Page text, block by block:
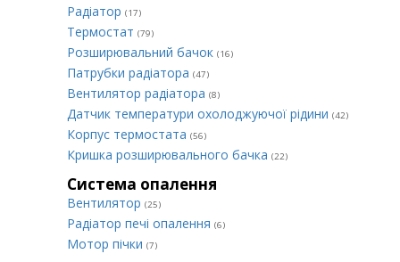
Радіатор (17)
Термостат (79)
Розширювальний бачок (16)
Патрубки радіатора (47)
Вентилятор радіатора (8)
Датчик температури охолоджуючої рідини (42)
Корпус термостата (56)
Кришка розширювального бачка (22)
Система опалення
Вентилятор (25)
Радіатор печі опалення (6)
Мотор пічки (7)